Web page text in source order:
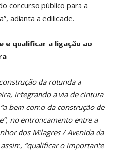
concurso público para a
adianta a edilidade.
e qualificar a ligação ao
da rotunda a
integrando a via de cintura
bem como da construção de
no entroncamento entre a
dos Milagres / Avenida da
assim, “qualificar o importante